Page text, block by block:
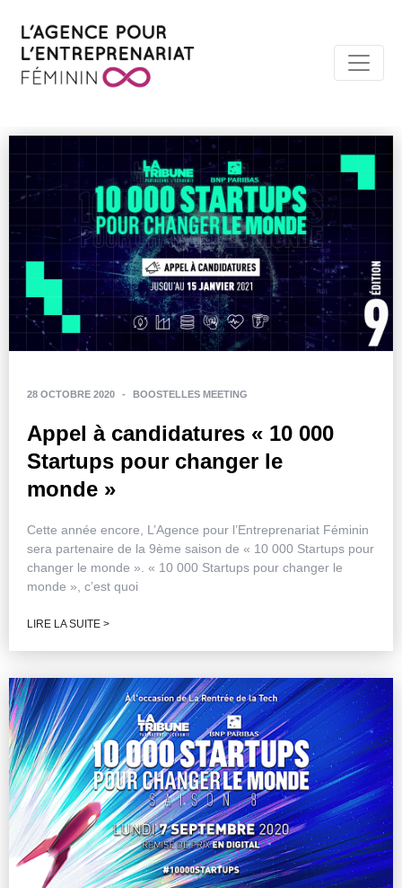
28 OCTOBRE 2020 - BOOSTELLES MEETING
Appel à candidatures « 10 000
Startups pour changer le
monde »
Cette année encore, L’Agence pour l’Entreprenariat Féminin
sera partenaire de la 9ème saison de « 10 000 Startups pour
changer le monde ». « 10 000 Startups pour changer le
monde », c’est quoi
LIRE LA SUITE >